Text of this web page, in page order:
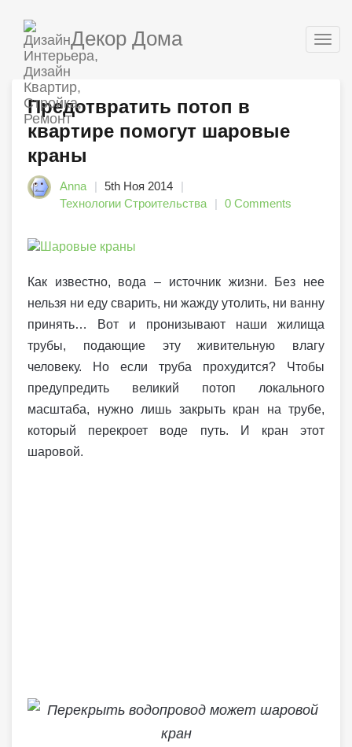
Декор Дома
Предотвратить потоп в
квартире помогут шаровые
краны
Anna
5th Ноя 2014
Технологии Строительства
0 Comments
Как известно, вода – источник жизни. Без нее
нельзя ни еду сварить, ни жажду утолить, ни ванну
принять… Вот и пронизывают наши жилища
трубы, подающие эту живительную влагу
человеку. Но если труба прохудится? Чтобы
предупредить великий потоп локального
масштаба, нужно лишь закрыть кран на трубе,
который перекроет воде путь. И кран этот
шаровой.